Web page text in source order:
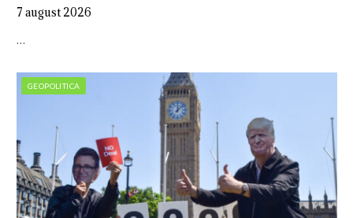
7 august 2026
…
GEOPOLITICA